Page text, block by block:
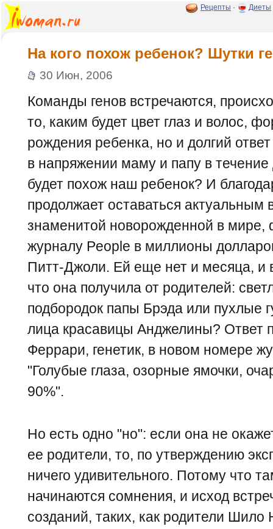
Рецепты · Диеты
На кого похож ребенок? Шутки
30 Июн, 2006
Команды генов встречаются,
то, каким будет цвет глаз и волос,
рождения ребенка, но и долгий
в напряжении маму и папу в течение
будет похож наш ребенок? И
продолжает оставаться
знаменитой новорожденной в мире,
журналу People в миллионы
Питт-Джоли. Ей еще нет и месяца, и
что она получила от родителей:
подбородок папы Брэда или пухлые
лица красавицы Анджелины? Ответ
Феррари, генетик, в новом номере
"Голубые глаза, озорные ямочки,
90%".
Но есть одно "но": если она не
ее родители, то, по утверждению
ничего удивительного. Потому что
начинаются сомнения, и исход
созданий, таких, как родители Шило